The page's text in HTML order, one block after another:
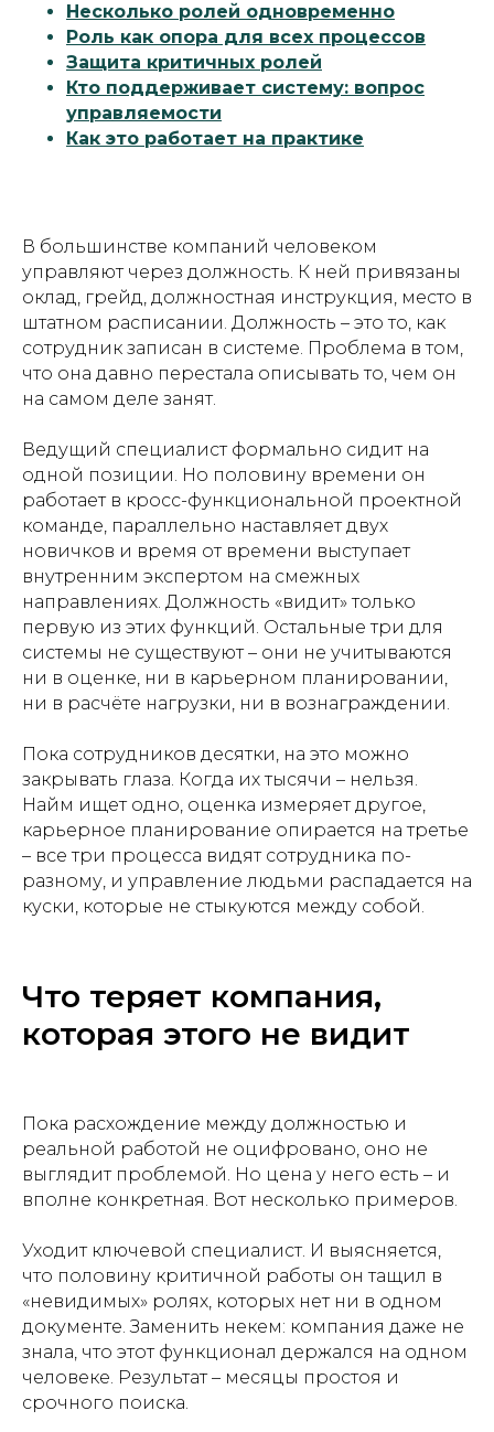
Несколько ролей одновременно
Роль как опора для всех процессов
Защита критичных ролей
Кто поддерживает систему: вопрос
управляемости
Как это работает на практике
В большинстве компаний человеком
управляют через должность. К ней привязаны
оклад, грейд, должностная инструкция, место в
штатном расписании. Должность – это то, как
сотрудник записан в системе. Проблема в том,
что она давно перестала описывать то, чем он
на самом деле занят.
Ведущий специалист формально сидит на
одной позиции. Но половину времени он
работает в кросс-функциональной проектной
команде, параллельно наставляет двух
новичков и время от времени выступает
внутренним экспертом на смежных
направлениях. Должность «видит» только
первую из этих функций. Остальные три для
системы не существуют – они не учитываются
ни в оценке, ни в карьерном планировании,
ни в расчёте нагрузки, ни в вознаграждении.
Пока сотрудников десятки, на это можно
закрывать глаза. Когда их тысячи – нельзя.
Найм ищет одно, оценка измеряет другое,
карьерное планирование опирается на третье
– все три процесса видят сотрудника по-
разному, и управление людьми распадается на
куски, которые не стыкуются между собой.
Что теряет компания,
которая этого не видит
Пока расхождение между должностью и
реальной работой не оцифровано, оно не
выглядит проблемой. Но цена у него есть – и
вполне конкретная. Вот несколько примеров.
Уходит ключевой специалист. И выясняется,
что половину критичной работы он тащил в
«невидимых» ролях, которых нет ни в одном
документе. Заменить некем: компания даже не
знала, что этот функционал держался на одном
человеке. Результат – месяцы простоя и
срочного поиска.